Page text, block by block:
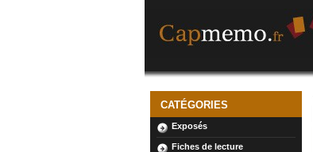
CATÉGORIES
Exposés
Fiches de lecture